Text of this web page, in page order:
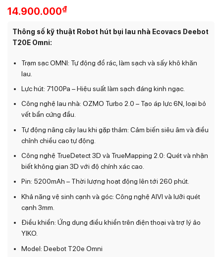
14.900.000₫
Thông số kỹ thuật Robot hút bụi lau nhà Ecovacs Deebot
T20E Omni:
Trạm sạc OMNI: Tự động đổ rác, làm sạch và sấy khô khăn
lau.
Lực hút: 7100Pa – Hiệu suất làm sạch đáng kinh ngạc.
Công nghệ lau nhà: OZMO Turbo 2.0 – Tạo áp lực 6N, loại bỏ
vết bẩn cứng đầu.
Tự động nâng cây lau khi gặp thảm: Cảm biến siêu âm và điều
chỉnh chiều cao tự động.
Công nghệ TrueDetect 3D và TrueMapping 2.0: Quét và nhận
biết không gian 3D với độ chính xác cao.
Pin: 5200mAh – Thời lượng hoạt động lên tới 260 phút.
Khả năng vệ sinh cạnh và góc: Công nghệ AIVI và lưỡi quét
cạnh 3mm.
Điều khiển: Ứng dụng điều khiển trên điện thoại và trợ lý ảo
YIKO.
Model: Deebot T20e Omni